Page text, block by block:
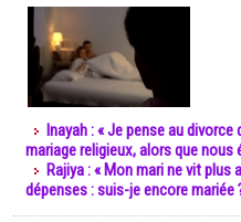
Inayah : « Je pense au
mariage religieux, alors que nous
Rajiya : « Mon mari ne vit
dépenses : suis-je encore mariée